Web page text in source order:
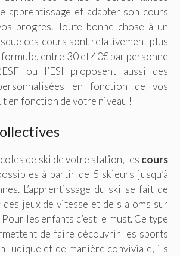
apprentissage et adapter son cours
progrès. Toute bonne chose à un
ces cours sont relativement plus
entre 30 et 40€ par personne
ou l’ESI proposent aussi des
en fonction de vos
en fonction de votre niveau !
de ski de votre station, les cours
à partir de 5 skieurs jusqu’à
L’apprentissage du ski se fait de
des jeux de vitesse et de slaloms sur
les enfants c’est le must. Ce type
de faire découvrir les sports
ludique et de manière conviviale, ils